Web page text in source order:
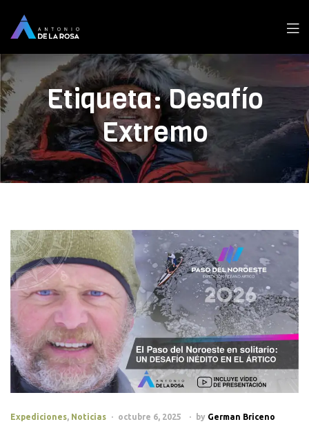
Etiqueta:Desafío
Extremo
Categories
Expediciones, Noticias octubre 6, 2025 by German Briceno